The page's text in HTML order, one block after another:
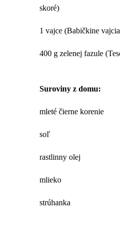
skoré)
1 vajce (Babičkine
400 g zelenej fazule
Suroviny z domu:
mleté čierne korenie
soľ
rastlinny olej
mlieko
strúhanka